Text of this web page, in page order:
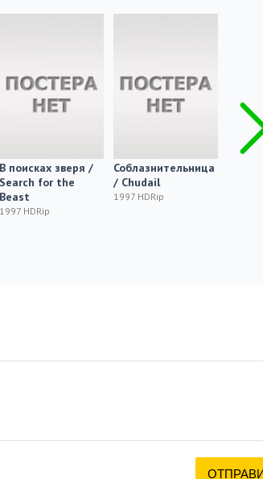
В поисках зверя /
Search for the
Beast
1997 HDRip
Соблазнительница
/ Chudail
1997 HDRip